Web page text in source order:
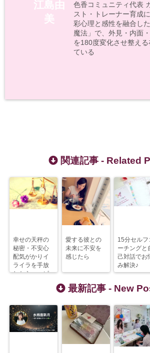
江島由
美
色香コミュニティ代表
スト・トレーナー育成
彩心理と感性を融合し
魔法」で、外見・内面
を180度変化させ整える
ている
関連記事 - Related
幸せの天秤の
秘密・不安心
配気がかりイ
ライラを手放
したらハッピ
愛する彼との
未来に不安を
感じたら
15分セルフ
ーチングと
己対話でお
み解決♪
最新記事 - New